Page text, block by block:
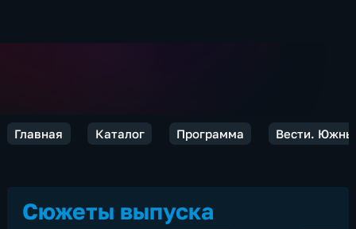
Главная Каталог Программа Вести.
Сюжеты выпуска